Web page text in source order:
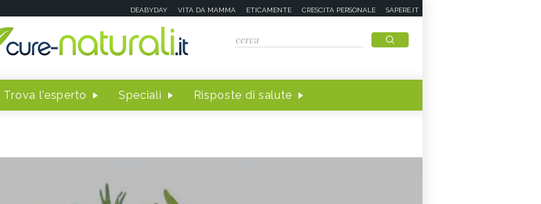
DEABYDAY VITA DA MAMMA ETICAMENTE CRESCITA PERSONALE SAPERE.IT
Trova l'esperto Speciali Risposte di salute